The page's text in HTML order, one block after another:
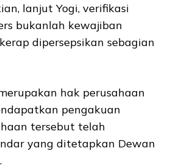
lanjut Yogi, verifikasi
bukanlah kewajiban
dipersepsikan sebagian
hak perusahaan
pengakuan
tersebut telah
yang ditetapkan Dewan